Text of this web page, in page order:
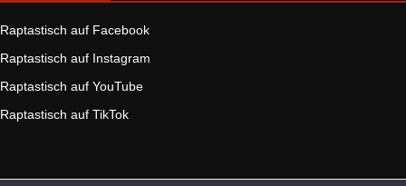
Raptastisch auf Facebook
Raptastisch auf Instagram
Raptastisch auf YouTube
Raptastisch auf TikTok